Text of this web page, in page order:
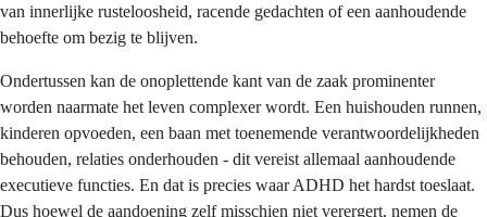
van innerlijke rusteloosheid, racende gedachten of een aanhoudende
behoefte om bezig te blijven.
Ondertussen kan de onoplettende kant van de zaak prominenter
worden naarmate het leven complexer wordt. Een huishouden runnen,
kinderen opvoeden, een baan met toenemende verantwoordelijkheden
behouden, relaties onderhouden - dit vereist allemaal aanhoudende
executieve functies. En dat is precies waar ADHD het hardst toeslaat.
Dus hoewel de aandoening zelf misschien niet verergert, nemen de